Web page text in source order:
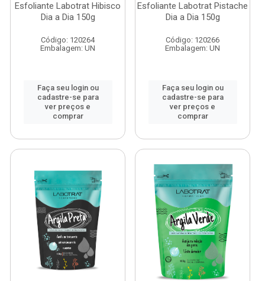
Esfoliante Labotrat Hibisco
Dia a Dia 150g
Código: 120264
Embalagem: UN
Faça seu login ou
cadastre-se para
ver preços e
comprar
Esfoliante Labotrat Pistache
Dia a Dia 150g
Código: 120266
Embalagem: UN
Faça seu login ou
cadastre-se para
ver preços e
comprar